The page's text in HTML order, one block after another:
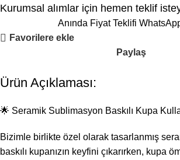
Kurumsal alımlar için hemen teklif
Anında Fiyat Teklifi
Favorilere ekle
Paylaş
Ürün Açıklaması:
🌟 Seramik Sublimasyon Baskılı Kupa
Bizimle birlikte özel olarak tasarlanmış
baskılı kupanızın keyfini çıkarırken, kupa